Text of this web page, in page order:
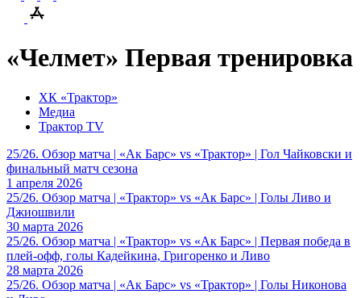
«Челмет» Первая тренировка
ХК «Трактор»
Медиа
Трактор TV
25/26. Обзор матча | «Ак Барс» vs «Трактор» | Гол Чайковски и
финальный матч сезона
1 апреля 2026
25/26. Обзор матча | «Трактор» vs «Ак Барс» | Голы Ливо и
Джиошвили
30 марта 2026
25/26. Обзор матча | «Трактор» vs «Ак Барс» | Первая победа в
плей-офф, голы Кадейкина, Григоренко и Ливо
28 марта 2026
25/26. Обзор матча | «Ак Барс» vs «Трактор» | Голы Никонова